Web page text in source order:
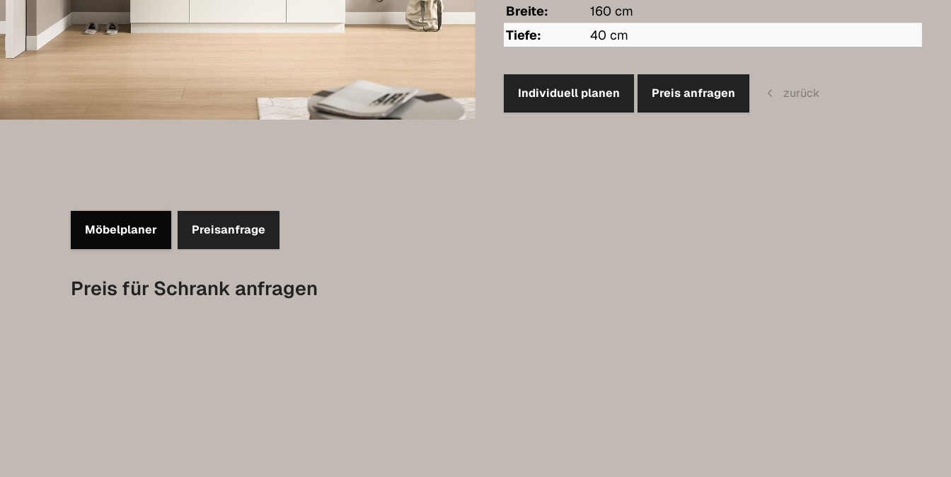
Breite:
160 cm
Tiefe:
40 cm
Individuell planen Preis anfragen zurück
Möbelplaner Preisanfrage
Preis für Schrank anfragen